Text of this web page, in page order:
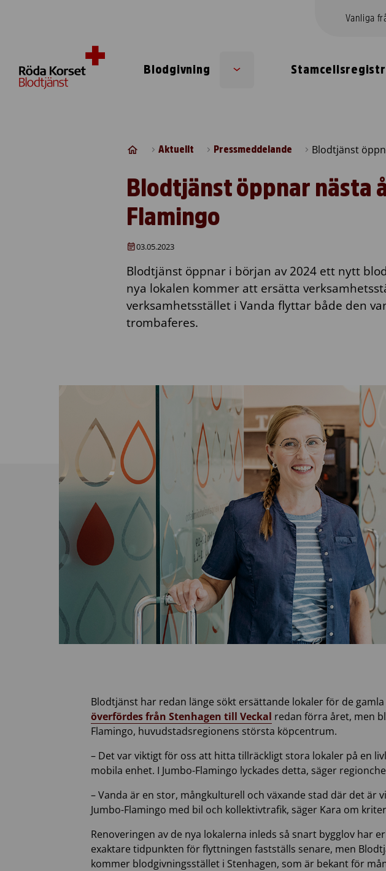
Vanliga
Blodgivning
Aktuellt Pressmeddelande Blodtjänst
Blodtjänst öppnar nästa
Flamingo
03.05.2023
Blodtjänst öppnar i början av 2024 ett nytt
nya lokalen kommer att ersätta
verksamhetsstället i Vanda flyttar både den
trombaferes.
Blodtjänst har redan länge sökt ersättande lokaler för de gamla
överfördes från Stenhagen till Veckal redan förra året, men
Flamingo, huvudstadsregionens största köpcentrum.
– Det var viktigt för oss att hitta tillräckligt stora lokaler på en
mobila enhet. I Jumbo-Flamingo lyckades detta, säger
– Vanda är en stor, mångkulturell och växande stad där det
Jumbo-Flamingo med bil och kollektivtrafik, säger Kara om
Renoveringen av de nya lokalerna inleds så snart bygglov har
exaktare tidpunkten för flyttningen fastställs senare, men
kommer blodgivningsstället i Stenhagen, som är bekant för